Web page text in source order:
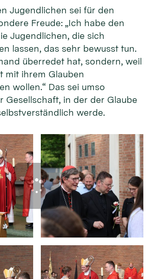
Jugendlichen sei für den
Freude: „Ich habe den
Jugendlichen, die sich
lassen, das sehr bewusst tun.
überredet hat, sondern, weil
mit ihrem Glauben
wollen.“ Das sei umso
Gesellschaft, in der der Glaube
werde.